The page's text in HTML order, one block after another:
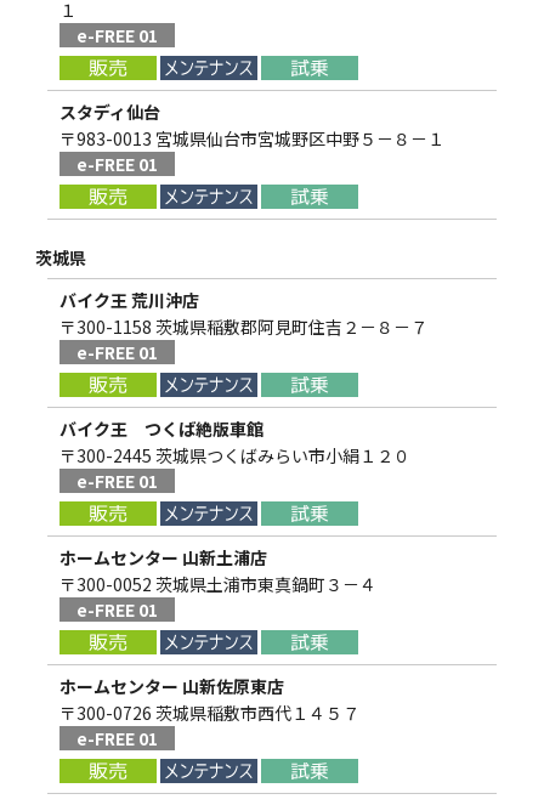
１
e-FREE 01
スタディ仙台
〒983-0013 宮城県仙台市宮城野区中野５－８－１
e-FREE 01
茨城県
バイク王 荒川沖店
〒300-1158 茨城県稲敷郡阿見町住吉２－８－７
e-FREE 01
バイク王 つくば絶版車館
〒300-2445 茨城県つくばみらい市小絹１２０
e-FREE 01
ホームセンター 山新土浦店
〒300-0052 茨城県土浦市東真鍋町３－４
e-FREE 01
ホームセンター 山新佐原東店
〒300-0726 茨城県稲敷市西代１４５７
e-FREE 01